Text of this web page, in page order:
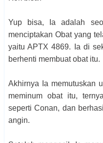
Yup bisa, Ia adalah
menciptakan Obat yang
yaitu APTX 4869. Ia di
berhenti membuat obat itu.
Akhirnya Ia memutuskan
meminum obat itu,
seperti Conan, dan
angin.